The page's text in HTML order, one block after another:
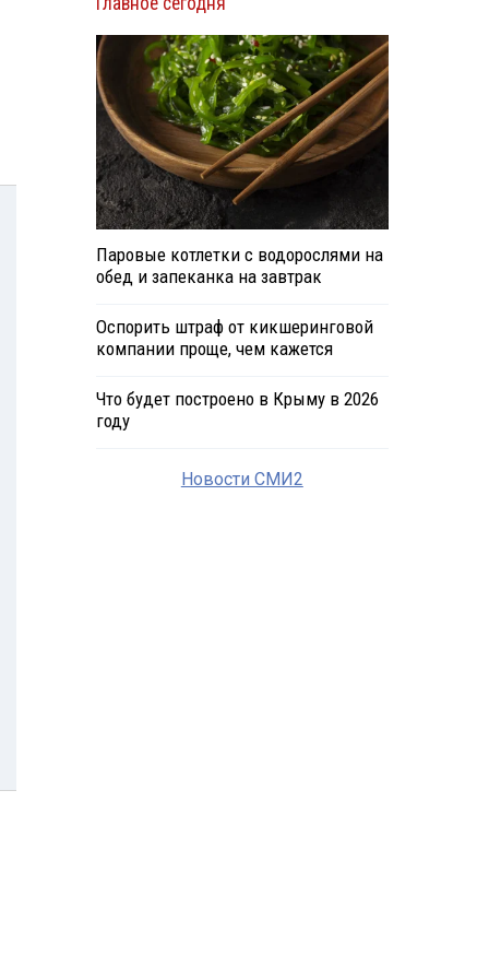
Паровые котлетки с водорослями на
обед и запеканка на завтрак
Оспорить штраф от кикшеринговой
компании проще, чем кажется
Что будет построено в Крыму в 2026
году
Новости СМИ2